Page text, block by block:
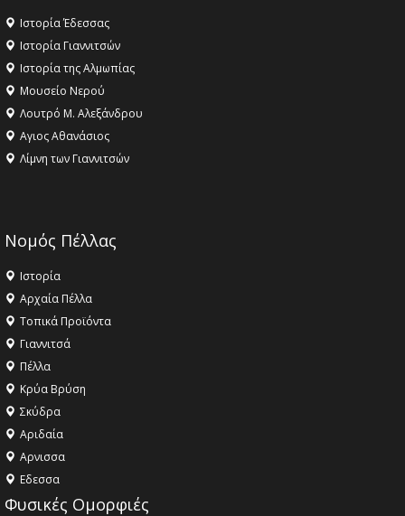
Ιστορία Έδεσσας
Ιστορία Γιαννιτσών
Ιστορία της Αλμωπίας
Μουσείο Νερού
Λουτρό Μ. Αλεξάνδρου
Αγιος Αθανάσιος
Λίμνη των Γιαννιτσών
Νομός Πέλλας
Ιστορία
Αρχαία Πέλλα
Τοπικά Προϊόντα
Γιαννιτσά
Πέλλα
Κρύα Βρύση
Σκύδρα
Αριδαία
Aρνισσα
Eδεσσα
Φυσικές Ομορφιές